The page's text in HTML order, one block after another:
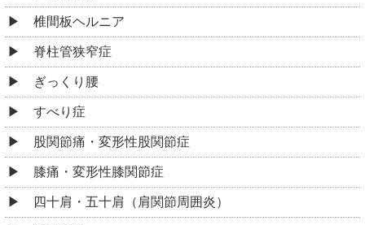
椎間板ヘルニア
脊柱管狭窄症
ぎっくり腰
すべり症
股関節痛・変形性股関節症
膝痛・変形性膝関節症
四十肩・五十肩（肩関節周囲炎）